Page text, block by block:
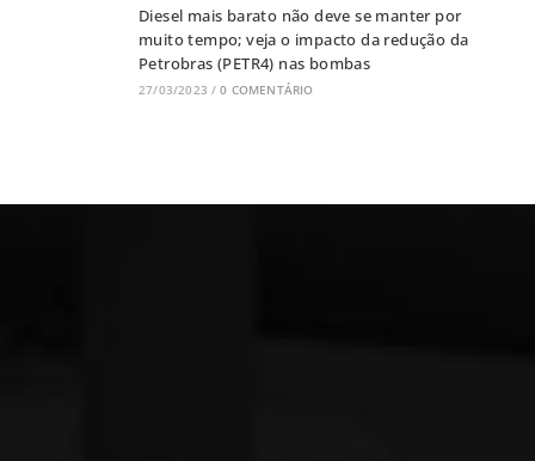
Diesel mais barato não deve se manter por
muito tempo; veja o impacto da redução da
Petrobras (PETR4) nas bombas
27/03/2023 / 0 COMENTÁRIO